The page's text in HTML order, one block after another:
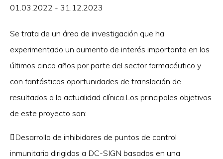
01.03.2022 - 31.12.2023
Se trata de un área de investigación que ha
experimentado un aumento de interés importante en los
últimos cinco años por parte del sector farmacéutico y
con fantásticas oportunidades de translación de
resultados a la actualidad clínica.Los principales objetivos
de este proyecto son:
Desarrollo de inhibidores de puntos de control
inmunitario dirigidos a DC-SIGN basados en una